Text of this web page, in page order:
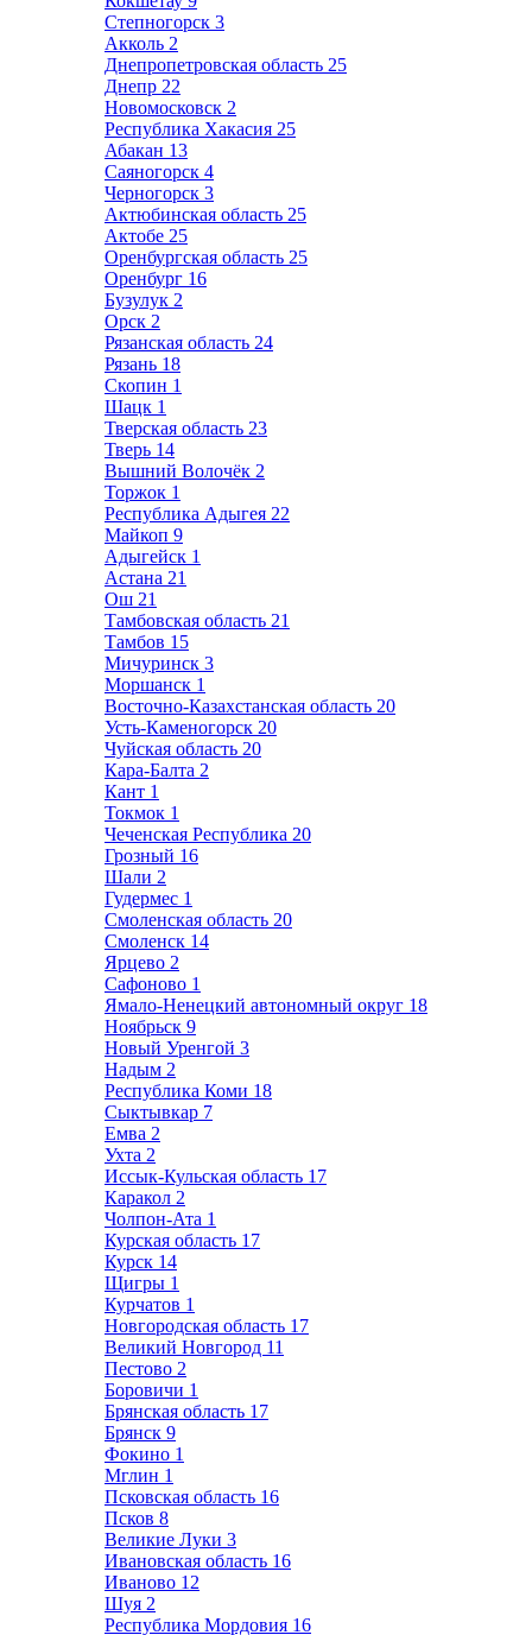
Степногорск 3
Акколь 2
Днепропетровская область 25
Днепр 22
Новомосковск 2
Республика Хакасия 25
Абакан 13
Саяногорск 4
Черногорск 3
Актюбинская область 25
Актобе 25
Оренбургская область 25
Оренбург 16
Бузулук 2
Орск 2
Рязанская область 24
Рязань 18
Скопин 1
Шацк 1
Тверская область 23
Тверь 14
Вышний Волочёк 2
Торжок 1
Республика Адыгея 22
Майкоп 9
Адыгейск 1
Астана 21
Ош 21
Тамбовская область 21
Тамбов 15
Мичуринск 3
Моршанск 1
Восточно-Казахстанская область 20
Усть-Каменогорск 20
Чуйская область 20
Кара-Балта 2
Кант 1
Токмок 1
Чеченская Республика 20
Грозный 16
Шали 2
Гудермес 1
Смоленская область 20
Смоленск 14
Ярцево 2
Сафоново 1
Ямало-Ненецкий автономный округ 18
Ноябрьск 9
Новый Уренгой 3
Надым 2
Республика Коми 18
Сыктывкар 7
Емва 2
Ухта 2
Иссык-Кульская область 17
Каракол 2
Чолпон-Ата 1
Курская область 17
Курск 14
Щигры 1
Курчатов 1
Новгородская область 17
Великий Новгород 11
Пестово 2
Боровичи 1
Брянская область 17
Брянск 9
Фокино 1
Мглин 1
Псковская область 16
Псков 8
Великие Луки 3
Ивановская область 16
Иваново 12
Шуя 2
Республика Мордовия 16